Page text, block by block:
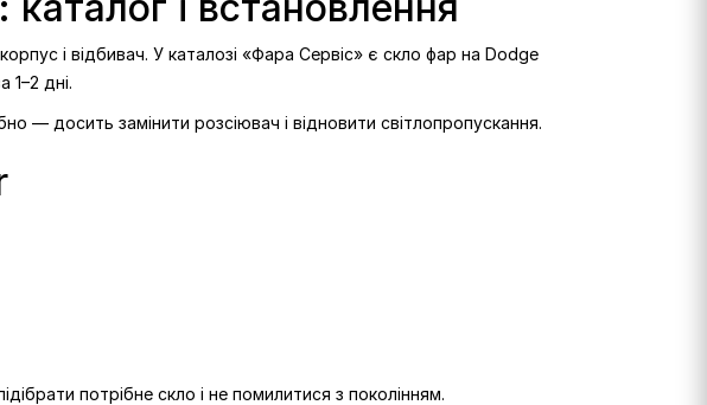
і відбивач. У каталозі «Фара Сервіс» є скло фар на Dodge
1–2 дні.
— досить замінити розсіювач і відновити світлопропускання.
потрібне скло і не помилитися з поколінням.